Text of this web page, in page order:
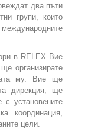
два пъти
групи, които
в RELEX Вие
организирате
му. Вие ще
дирекция, ще
с установените
координация,
цели.